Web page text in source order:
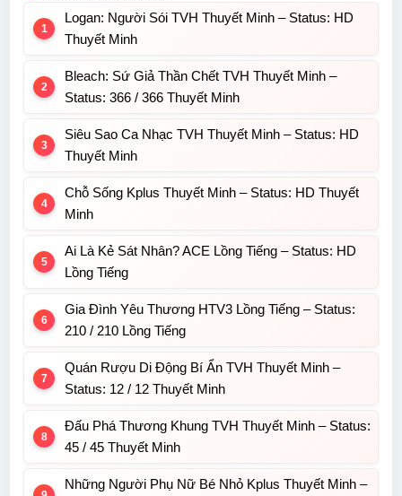
Logan: Người Sói TVH Thuyết Minh – Status: HD
Thuyết Minh
Bleach: Sứ Giả Thần Chết TVH Thuyết Minh –
Status: 366 / 366 Thuyết Minh
Siêu Sao Ca Nhạc TVH Thuyết Minh – Status: HD
Thuyết Minh
Chỗ Sống Kplus Thuyết Minh – Status: HD Thuyết
Minh
Ai Là Kẻ Sát Nhân? ACE Lồng Tiếng – Status: HD
Lồng Tiếng
Gia Đình Yêu Thương HTV3 Lồng Tiếng – Status:
210 / 210 Lồng Tiếng
Quán Rượu Di Động Bí Ẩn TVH Thuyết Minh –
Status: 12 / 12 Thuyết Minh
Đấu Phá Thương Khung TVH Thuyết Minh – Status:
45 / 45 Thuyết Minh
Những Người Phụ Nữ Bé Nhỏ Kplus Thuyết Minh –